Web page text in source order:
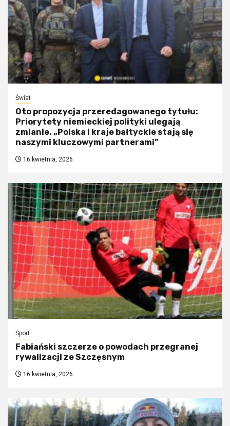
Świat
Oto propozycja przeredagowanego tytułu:
Priorytety niemieckiej polityki ulegają
zmianie. „Polska i kraje bałtyckie stają się
naszymi kluczowymi partnerami”
16 kwietnia, 2026
Sport
Fabiański szczerze o powodach przegranej
rywalizacji ze Szczęsnym
16 kwietnia, 2026